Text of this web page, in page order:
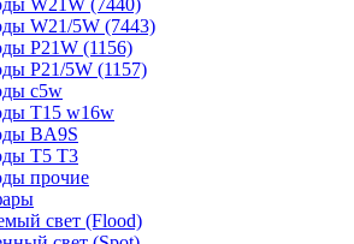
W21W (7440)
W21/5W (7443)
P21W (1156)
P21/5W (1157)
c5w
T15 w16w
BA9S
T5 T3
прочие
свет (Flood)